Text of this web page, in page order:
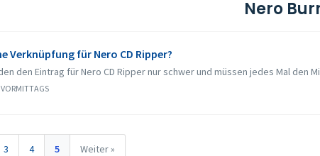
Nero
Verknüpfung für Nero CD Ripper?
den Eintrag für Nero CD Ripper nur schwer und müssen jedes Mal den
3 4 5 Weiter »